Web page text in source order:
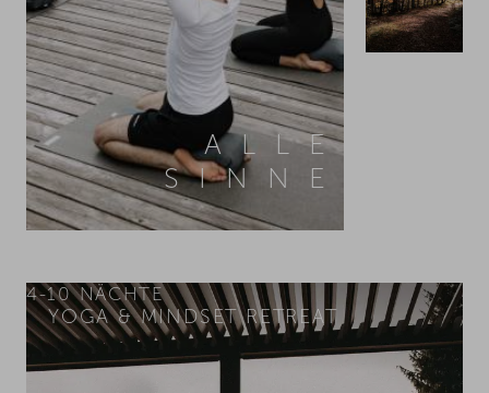
ALLE
SINNE
YOGA & MINDSET RETREAT
4-10NÄCHTE